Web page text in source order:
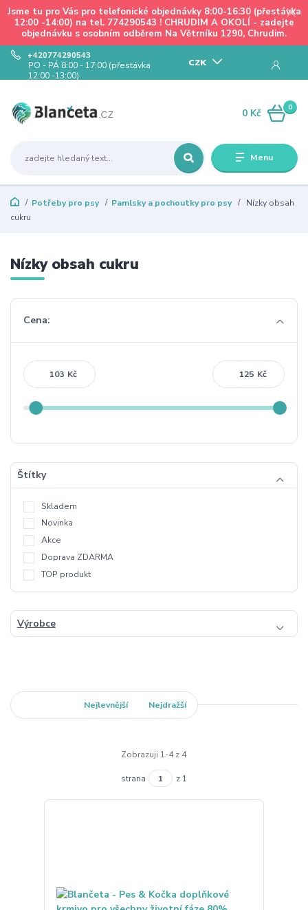
Jsme tu pro Vás pro telefonické objednávky 8:00-16:30 (přestávka
12:00 -14:00) na tel. 774290543 ! CHRUDIM A OKOLÍ - zadejte
objednávku s osobním odběrem Na Větrníku 1290, Chrudim.
Menu
CZK
+420774290543
PO - PÁ 8:00 - 17:00 (přestávka
12:00 -13:00)
0
0 Kč
Potřeby pro psy Pamlsky a pochoutky pro psy
Nízky obsah
cukru
Nízky obsah cukru
Cena:
Kč Kč
Štítky
Skladem
Novinka
Akce
Doprava ZDARMA
TOP produkt
Výrobce
Nejlevnější Nejdražší
Zobrazuji 1-4 z 4
strana z 1